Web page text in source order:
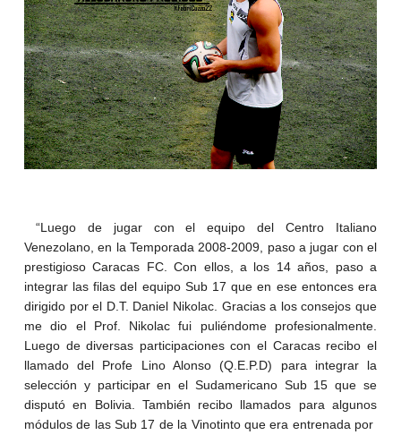
“Luego de jugar con el equipo del Centro Italiano
Venezolano, en la Temporada 2008-2009, paso a jugar con el
prestigioso Caracas FC. Con ellos, a los 14 años, paso a
integrar las filas del equipo Sub 17 que en ese entonces era
dirigido por el D.T. Daniel Nikolac. Gracias a los consejos que
me dio el Prof. Nikolac fui puliéndome profesionalmente.
Luego de diversas participaciones con el Caracas recibo el
llamado del Profe Lino Alonso (Q.E.P.D) para integrar la
selección y participar en el Sudamericano Sub 15 que se
disputó en Bolivia. También recibo llamados para algunos
módulos de las Sub 17 de la Vinotinto que era entrenada por